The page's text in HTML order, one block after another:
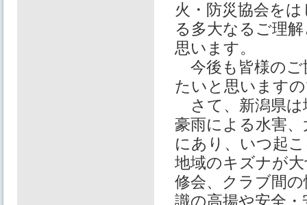
火・防災協会を
る多大なるご理
思います。
今後も皆様のご
たいと思います
さて、新潟県は
豪雨による水害
にあり、いつ起
地域のキズナが
修会、クラブ間
識の高揚や安全